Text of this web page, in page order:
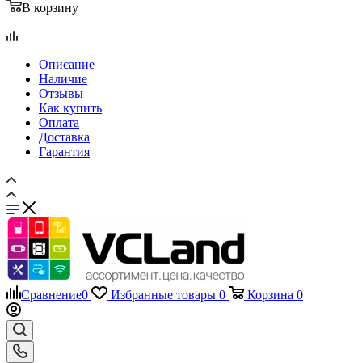
В корзину
Описание
Наличие
Отзывы
Как купить
Оплата
Доставка
Гарантия
Сравнение0 Избранные товары 0 Корзина 0